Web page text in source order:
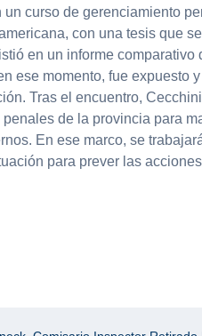
un curso de gerenciamiento
con una tesis que
en un informe comparativo
ese momento, fue expuesto
Tras el encuentro,
de la provincia para
En ese marco, se
para prever las